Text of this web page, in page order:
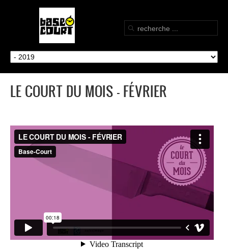
LE COURT DU MOIS - FÉVRIER